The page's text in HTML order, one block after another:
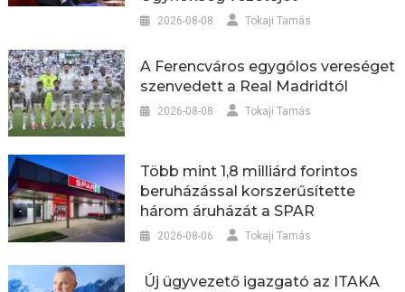
2026-08-08 Tokaji Tamás
A Ferencváros egygólos vereséget
szenvedett a Real Madridtól
2026-08-08 Tokaji Tamás
Több mint 1,8 milliárd forintos
beruházással korszerűsítette
három áruházát a SPAR
2026-08-06 Tokaji Tamás
Új ügyvezető igazgató az ITAKA